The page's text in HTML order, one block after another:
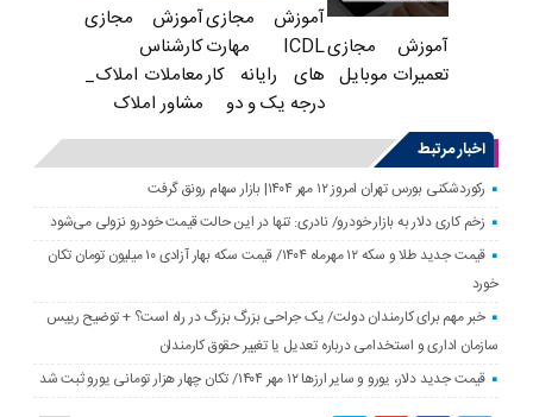
آموزش مجازی
تعمیرات موبایل
آموزش مجازی
ICDL مهارت
های رایانه کار
درجه یک و دو
آموزش مجازی
کارشناس
معاملات املاک_
مشاور املاک
اخبار مرتبط
رکوردشکنی بورس تهران امروز ۱۲ مهر ۱۴۰۴| بازار سهام رونق گرفت
زخم کاری دلار به بازار خودرو/ نادری: تنها در این حالت قیمت خودرو نزولی می‌شود
قیمت جدید طلا و سکه ۱۲ مهرماه ۱۴۰۴/ قیمت سکه بهار آزادی ۱۰ میلیون تومان تکان
خورد
خبر مهم برای کارمندان دولت/ یک جراحی بزرگ بزرگ در راه است؟ + توضیح رییس
سازمان اداری و استخدامی درباره تعدیل یا تغییر حقوق کارمندان
قیمت جدید دلار، یورو و سایر ارزها ۱۲ مهر ۱۴۰۴/ تکان چهار هزار تومانی یورو ثبت شد